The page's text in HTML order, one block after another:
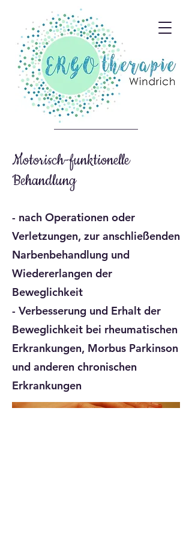
Motorisch-funktionelle
Behandlung
- nach Operationen oder
Verletzungen, zur anschließenden
Narbenbehandlung und
Wiedererlangen der
Beweglichkeit
- Verbesserung und Erhalt der
Beweglichkeit bei rheumatischen
Erkrankungen, Morbus Parkinson
und anderen chronischen
Erkrankungen